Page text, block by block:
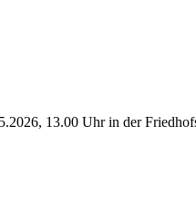
13.00 Uhr in der